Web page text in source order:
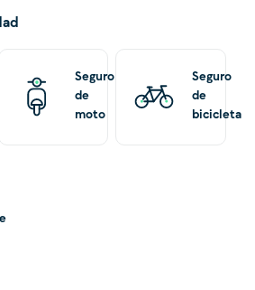
Seguro
de
moto
Seguro
de
bicicleta